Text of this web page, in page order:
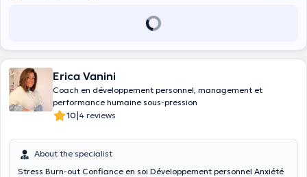
Erica Vanini
Coach en développement personnel, management et
performance humaine sous-pression
10|4 reviews
About the specialist
Stress Burn-out Confiance en soi Développement personnel Anxiété